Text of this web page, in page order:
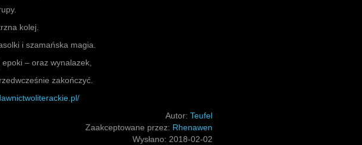
kolej.
i szamańska magia.
– oraz wynalazek,
zakończyć.
Autor: Teufel
Zaakceptowane przez: Rhenawen
Wysłano: 2018-02-02